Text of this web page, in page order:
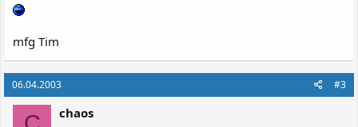
mfg Tim
06.04.2003 #3
chaos